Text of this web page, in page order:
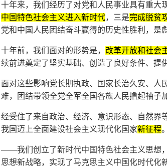
十年来，我们经历了对党和人民事业具有重大
中国特色社会主义进入新时代，三是完成脱贫
党和中国人民团结奋斗赢得的历史性胜利，是
十年前，我们面对的形势是， 改革开放和社会
续前进奠定了坚实基础、创造了良好条件、提
面对这些影响党长期执政、国家长治久安、
难，团结带领全党全军全国各族人民撸起袖子
经受住了来自政治、经济、意识形态、自然界
我国迈上全面建设社会主义现代化国家新征程。
——我们创立了新时代中国特色社会主义思想
思想新战略，实现了马克思主义中国化时代化